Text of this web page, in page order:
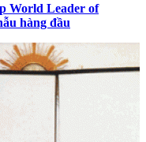
World Leader of
hàng đầu